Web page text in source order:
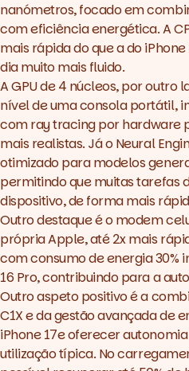
nanómetros, focado em
com eficiência energética. A
mais rápida do que a do
dia muito mais fluido.
A GPU de 4 núcleos, por outro
nível de uma consola portátil,
comraytracingporhardware
mais realistas. Já oNeural
otimizado para modelos
permitindo que muitas tarefas
dispositivo, de forma mais
Outro destaque é omodem
própria Apple, até 2x mais
com consumo de energia 30%
16 Pro, contribuindo para a
Outro aspeto positivo é a
C1X e da gestão avançada de
iPhone 17e oferecer
utilização típica. No